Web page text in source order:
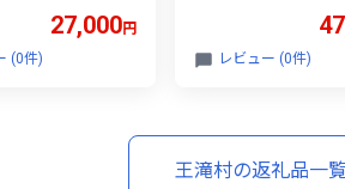
27,000円
(0件)
レビュー (0件)
王滝村の返礼品一